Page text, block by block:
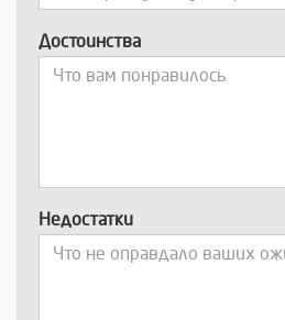
Достоинства
Недостатки